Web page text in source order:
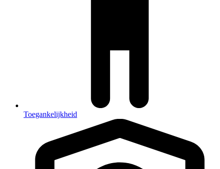
Toegankelijkheid